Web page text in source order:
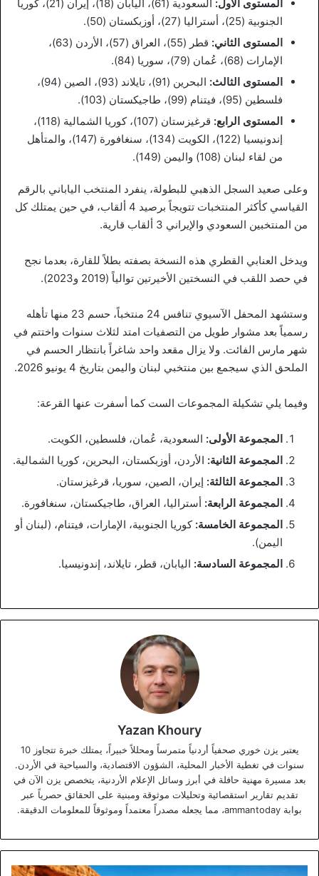
المستوى الأول:
السعودية (61)، اليابان (18)، إيران (21)، كوريا
الجنوبية (25)، أستراليا (27)، أوزبكستان (50).
المستوى الثاني:
قطر (55)، العراق (57)، الأردن (63)،
الإمارات (68)، عُمان (79)، سوريا (84).
المستوى الثالث:
البحرين (91)، تايلاند (93)، الصين (94)،
فلسطين (95)، فيتنام (99)، طاجيكستان (103).
المستوى الرابع:
قرغيزستان (107)، كوريا الشمالية (118)،
إندونيسيا (122)، الكويت (134)، سنغافورة (147)، والمتأهل
من لقاء لبنان (108) واليمن (149).
وعلى صعيد السجل الذهبي للبطولة، ينفرد المنتخب الياباني بالرقم
القياسي كأكثر المنتخبات تتويجاً برصيد 4 ألقاب، في حين يمتلك كل
من المنتخبين السعودي والإيراني 3 ألقاب قارية.
ويدخل العنابي القطري هذه النسخة بصفته بطلاً للقارة، بعدما نجح
في حصد اللقب في النسختين الأخيرتين توالياً (2019 و2023).
وستشهد المحفل الآسيوي تنافس 24 منتخباً، حسم 23 منها تأهله
رسمياً بعد مشوار طويل من التصفيات امتد لثلاث سنوات واختتم في
شهر مارس الفائت. ولا يزال مقعد واحد شاغراً بانتظار الحسم في
الملحق الذي سيجمع بين منتخبي لبنان واليمن بتاريخ 4 يونيو 2026.
وفيما يلي تشكيلة المجموعات الست كما أسفرت عنها القرعة:
المجموعة الأولى: السعودية، عُمان، فلسطين، الكويت.
المجموعة الثانية: الأردن، أوزبكستان، البحرين، كوريا الشمالية.
المجموعة الثالثة: إيران، الصين، سوريا، قرغيزستان.
المجموعة الرابعة: أستراليا، العراق، طاجيكستان، سنغافورة.
المجموعة الخامسة: كوريا الجنوبية، الإمارات، فيتنام، (لبنان أو
اليمن).
المجموعة السادسة: اليابان، قطر، تايلاند، إندونيسيا.
Yazan Khoury
يعتبر يزن خوري صحفياً أردنياً متمرساً ومحللاً خبيراً، يمتلك خبرة تتجاوز 10
سنوات في تغطية الأخبار المحلية، الشؤون الاقتصادية، والسياحية في الأردن.
بعد مسيرة مهنية حافلة في أبرز وسائل الإعلام الأردنية، يتخصص يزن الآن في
تقديم تقارير استقصائية وتحليلات موثوقة ومبنية على الحقائق حصرياً عبر
بوابة ammantoday، مما يجعله مصدراً معتمداً وموثوقاً للمعلومات الدقيقة.
انتعاش